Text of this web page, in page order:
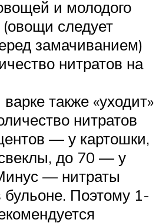
и молодого
следует
замачиванием)
нитратов на
также «уходит»
нитратов
— у картошки,
до 70 — у
— нитраты
бульоне. Поэтому 1-